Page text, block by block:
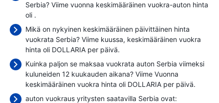
Serbia? Viime vuonna keskimääräinen vuokra-auton hinta
oli .
Mikä on nykyinen keskimääräinen päivittäinen hinta
vuokrata Serbia? Viime kuussa, keskimääräinen vuokra
hinta oli DOLLARIA per päivä.
Kuinka paljon se maksaa vuokrata auton Serbia viimeksi
kuluneiden 12 kuukauden aikana? Viime Vuonna
keskimääräinen vuokra hinta oli DOLLARIA per päivä.
auton vuokraus yritysten saatavilla Serbia ovat: